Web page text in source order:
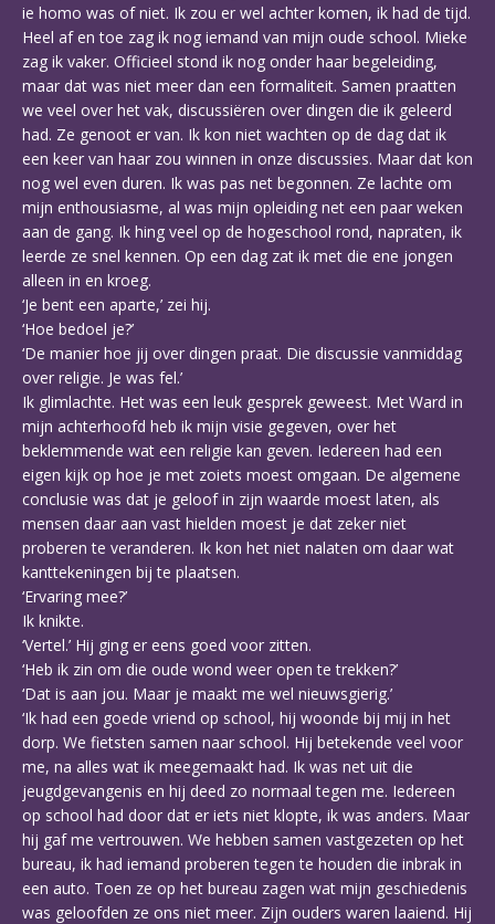
ie homo was of niet. Ik zou er wel achter komen, ik had de tijd.
Heel af en toe zag ik nog iemand van mijn oude school. Mieke
zag ik vaker. Officieel stond ik nog onder haar begeleiding,
maar dat was niet meer dan een formaliteit. Samen praatten
we veel over het vak, discussiëren over dingen die ik geleerd
had. Ze genoot er van. Ik kon niet wachten op de dag dat ik
een keer van haar zou winnen in onze discussies. Maar dat kon
nog wel even duren. Ik was pas net begonnen. Ze lachte om
mijn enthousiasme, al was mijn opleiding net een paar weken
aan de gang. Ik hing veel op de hogeschool rond, napraten, ik
leerde ze snel kennen. Op een dag zat ik met die ene jongen
alleen in en kroeg.
‘Je bent een aparte,’ zei hij.
‘Hoe bedoel je?’
‘De manier hoe jij over dingen praat. Die discussie vanmiddag
over religie. Je was fel.’
Ik glimlachte. Het was een leuk gesprek geweest. Met Ward in
mijn achterhoofd heb ik mijn visie gegeven, over het
beklemmende wat een religie kan geven. Iedereen had een
eigen kijk op hoe je met zoiets moest omgaan. De algemene
conclusie was dat je geloof in zijn waarde moest laten, als
mensen daar aan vast hielden moest je dat zeker niet
proberen te veranderen. Ik kon het niet nalaten om daar wat
kanttekeningen bij te plaatsen.
‘Ervaring mee?’
Ik knikte.
‘Vertel.’ Hij ging er eens goed voor zitten.
‘Heb ik zin om die oude wond weer open te trekken?’
‘Dat is aan jou. Maar je maakt me wel nieuwsgierig.’
‘Ik had een goede vriend op school, hij woonde bij mij in het
dorp. We fietsten samen naar school. Hij betekende veel voor
me, na alles wat ik meegemaakt had. Ik was net uit die
jeugdgevangenis en hij deed zo normaal tegen me. Iedereen
op school had door dat er iets niet klopte, ik was anders. Maar
hij gaf me vertrouwen. We hebben samen vastgezeten op het
bureau, ik had iemand proberen tegen te houden die inbrak in
een auto. Toen ze op het bureau zagen wat mijn geschiedenis
was geloofden ze ons niet meer. Zijn ouders waren laaiend. Hij